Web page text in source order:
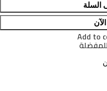
السلة
Add to